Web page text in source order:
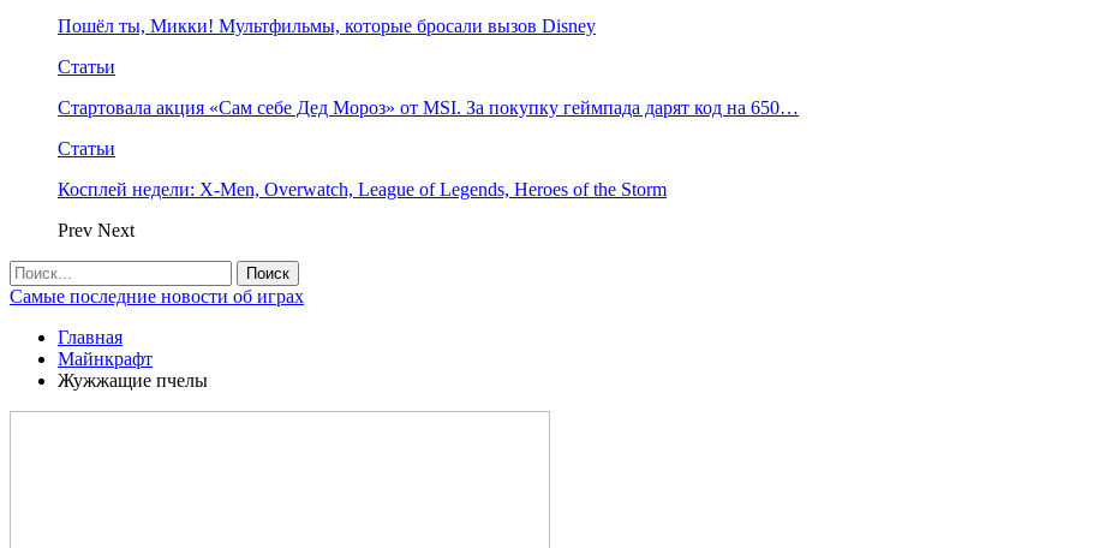
Пошёл ты, Микки! Мультфильмы, которые бросали вызов Disney
Статьи
Стартовала акция «Сам себе Дед Мороз» от MSI. За покупку геймпада дарят код на 650…
Статьи
Косплей недели: X-Men, Overwatch, League of Legends, Heroes of the Storm
Prev Next
Самые последние новости об играх
Главная
Майнкрафт
Жужжащие пчелы